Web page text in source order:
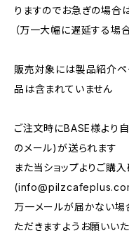
りますのでお急ぎの場合
（万一大幅に遅延する場
販売対象には製品紹介
品は含まれていません
ご注文時にBASE様より
のメール)が送られます
また当ショップよりご購
(
万一メールが届かない場
ただきますようお願いい